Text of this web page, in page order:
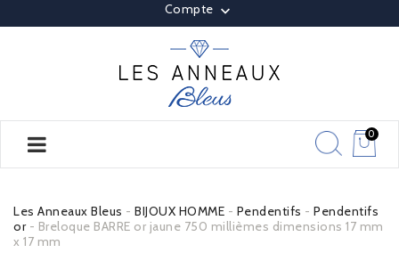
Compte 
0
Les Anneaux Bleus BIJOUX HOMME Pendentifs
Pendentifs
or
Breloque BARRE or jaune 750 millièmes dimensions 17 mm
x 17 mm